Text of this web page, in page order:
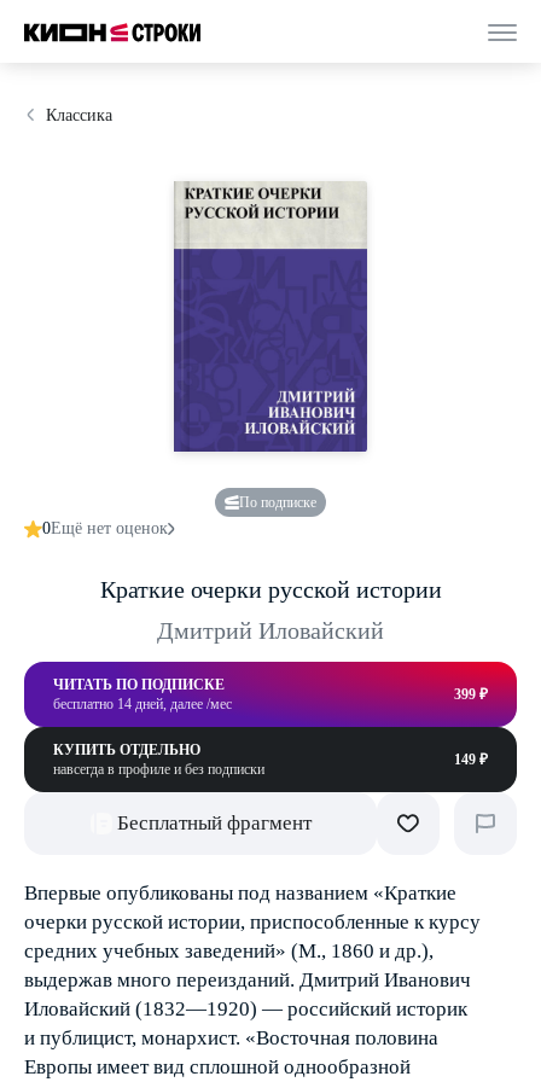
Классика
По подписке
0Ещё нет оценок
Краткие очерки русской истории
Дмитрий Иловайский
ЧИТАТЬ ПО ПОДПИСКЕ
бесплатно 14 дней, далее /мес
399 ₽
КУПИТЬ ОТДЕЛЬНО
навсегда в профиле и без подписки
149 ₽
Бесплатный фрагмент
Впервые опубликованы под названием «Краткие
очерки русской истории, приспособленные к курсу
средних учебных заведений» (М., 1860 и др.),
выдержав много переизданий. Дмитрий Иванович
Иловайский (1832—1920) — российский историк
и публицист, монархист. «Восточная половина
Европы имеет вид сплошной однообразной